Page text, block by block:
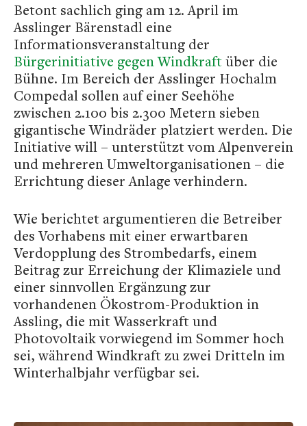
Betont sachlich ging am 12. April im
Asslinger Bärenstadl eine
Informationsveranstaltung der
Bürgerinitiative gegen Windkraftüber die
Bühne. Im Bereich der Asslinger Hochalm
Compedal sollen auf einer Seehöhe
zwischen 2.100 bis 2.300 Metern sieben
gigantische Windräder platziert werden. Die
Initiative will – unterstützt vom Alpenverein
und mehreren Umweltorganisationen – die
Errichtung dieser Anlage verhindern.
Wie berichtet argumentieren die Betreiber
des Vorhabens mit einer erwartbaren
Verdopplung des Strombedarfs, einem
Beitrag zur Erreichung der Klimaziele und
einer sinnvollen Ergänzung zur
vorhandenen Ökostrom-Produktion in
Assling, die mit Wasserkraft und
Photovoltaik vorwiegend im Sommer hoch
sei, während Windkraft zu zwei Dritteln im
Winterhalbjahr verfügbar sei.